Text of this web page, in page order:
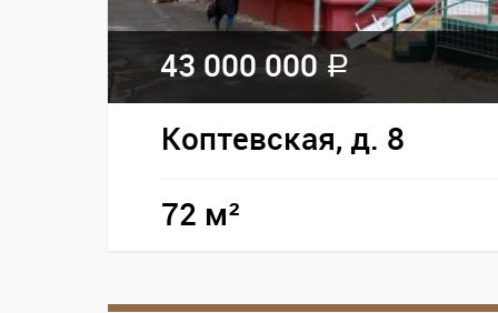
43 000 000 a
Коптевская, д. 8
72 м²